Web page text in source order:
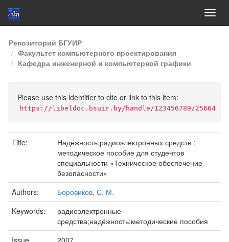
Skip
navigation
Репозиторий БГУИР
Факультет компьютерного проектирования
Кафедра инженерной и компьютерной графики
Please use this identifier to cite or link to this item:
https://libeldoc.bsuir.by/handle/123456789/25664
Title:
Надёжность радиоэлектронных средств :
методическое пособие для студентов
специальности «Техническое обеспечение
безопасности»
Authors:
Боровиков, С. М.
Keywords:
радиоэлектронные
средства;надёжность;методические пособия
Issue
2007